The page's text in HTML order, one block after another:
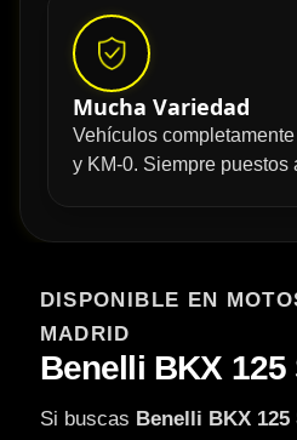
Mucha Variedad
Vehículos
y KM-0. Siempre puestos
DISPONIBLE EN
MADRID
Benelli BKX 125
Si buscas Benelli BKX 125